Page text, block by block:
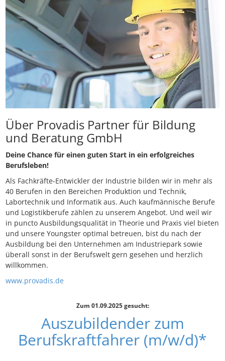
Über Provadis Partner für Bildung
und Beratung GmbH
Deine Chance für einen guten Start in ein erfolgreiches
Berufsleben!
Als Fachkräfte-Entwickler der Industrie bilden wir in mehr als
40 Berufen in den Bereichen Produktion und Technik,
Labortechnik und Informatik aus. Auch kaufmännische Berufe
und Logistikberufe zählen zu unserem Angebot. Und weil wir
in puncto Ausbildungsqualität in Theorie und Praxis viel bieten
und unsere Youngster optimal betreuen, bist du nach der
Ausbildung bei den Unternehmen am Industriepark sowie
überall sonst in der Berufswelt gern gesehen und herzlich
willkommen.
www.provadis.de
Zum 01.09.2025 gesucht:
Auszubildender zum
Berufskraftfahrer (m/w/d)*